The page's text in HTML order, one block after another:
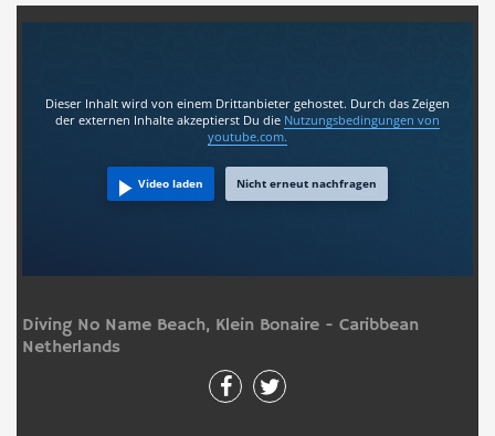
Dieser Inhalt wird von einem Drittanbieter gehostet. Durch das Zeigen
der externen Inhalte akzeptierst Du die Nutzungsbedingungen von
youtube.com.
Video laden Nicht erneut nachfragen
Diving No Name Beach, Klein Bonaire - Caribbean
Netherlands